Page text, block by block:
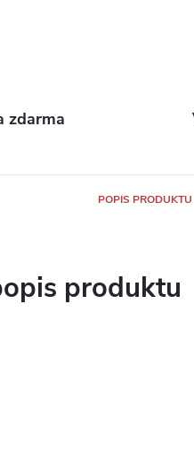
zdarma
POPIS PRODUKTU
produktu